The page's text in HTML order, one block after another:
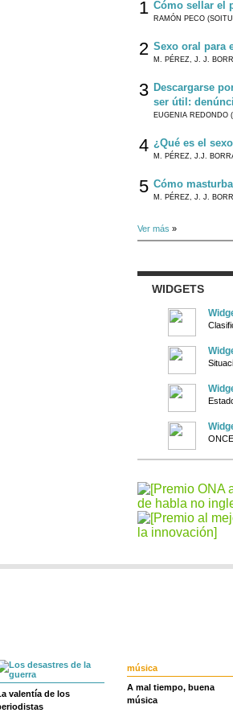
1 Cómo sellar el
RAMÓN PECO
2 Sexo oral para
M. PÉREZ, J. J.
3 Descargarse
ser útil:
EUGENIA REDONDO
4 ¿Qué es el
M. PÉREZ, J.J.
5 Cómo
M. PÉREZ, J. J.
Ver más »
WIDGETS
valentía de los
música
A mal tiempo, buena
música